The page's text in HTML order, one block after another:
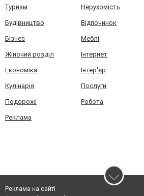
Туризм Нерухомість
Будівництво Відпочинок
Бізнес Меблі
Жіночий розділ Інтернет
Економіка Інтер'єр
Кулінарія Послуги
Подорожі Робота
Реклама
Реклама на сайті